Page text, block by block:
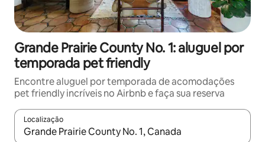
Grande Prairie County No. 1: aluguel por
temporada pet friendly
Encontre aluguel por temporada de acomodações
pet friendly incríveis no Airbnb e faça sua reserva
Localização
Quando os resultados estiverem disponíveis, explore-os